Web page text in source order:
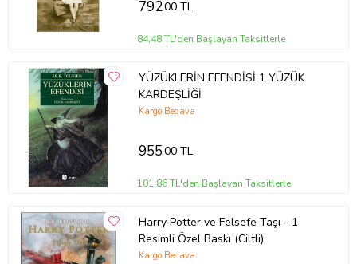
792,00 TL
84,48 TL'den Başlayan Taksitlerle
YÜZÜKLERİN EFENDİSİ 1 YÜZÜK
KARDEŞLİĞİ
Kargo Bedava
955,00 TL
101,86 TL'den Başlayan Taksitlerle
Harry Potter ve Felsefe Taşı - 1
Resimli Özel Baskı (Ciltli)
Kargo Bedava